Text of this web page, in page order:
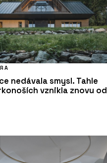
nedávala smysl. Tahle
vznikla znovu od